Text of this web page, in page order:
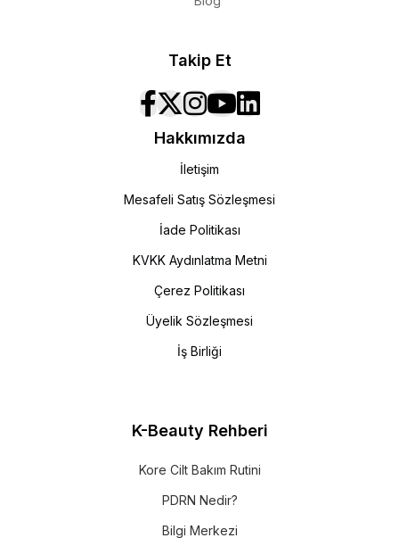
Göz çevresine nazikçe tampon hareketlerle
Genellikle 20’li yaşlardan itibaren
Takip Et
Hakkımızda
İletişim
Mesafeli Satış Sözleşmesi
İade Politikası
KVKK Aydınlatma Metni
Çerez Politikası
Üyelik Sözleşmesi
İş Birliği
K-Beauty Rehberi
Kore Cilt Bakım Rutini
PDRN Nedir?
Bilgi Merkezi